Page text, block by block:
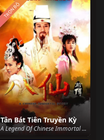
Tân Bát Tiên Truyền Kỳ
A Legend Of Chinese Immortal (2014)
TRỌN BỘ